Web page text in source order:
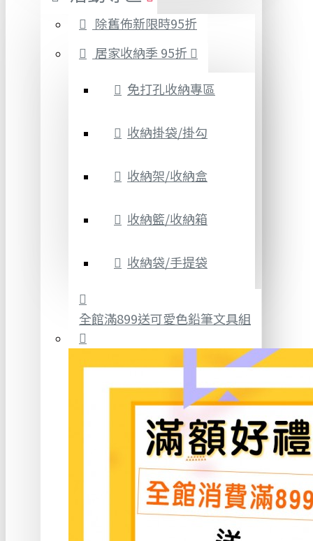
除舊佈新限時95折
居家收納季 95折
免打孔收納專區
收納掛袋/掛勾
收納架/收納盒
收納籃/收納箱
收納袋/手提袋
全館滿899送可愛色鉛筆文具組